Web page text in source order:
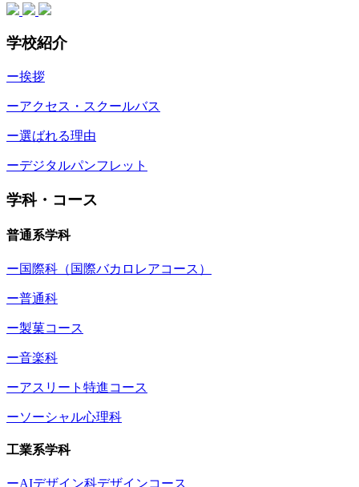
学校紹介
ー挨拶
ーアクセス・スクールバス
ー選ばれる理由
ーデジタルパンフレット
学科・コース
普通系学科
ー国際科（国際バカロレアコース）
ー普通科
ー製菓コース
ー音楽科
ーアスリート特進コース
ーソーシャル心理科
工業系学科
ーAIデザイン科デザインコース